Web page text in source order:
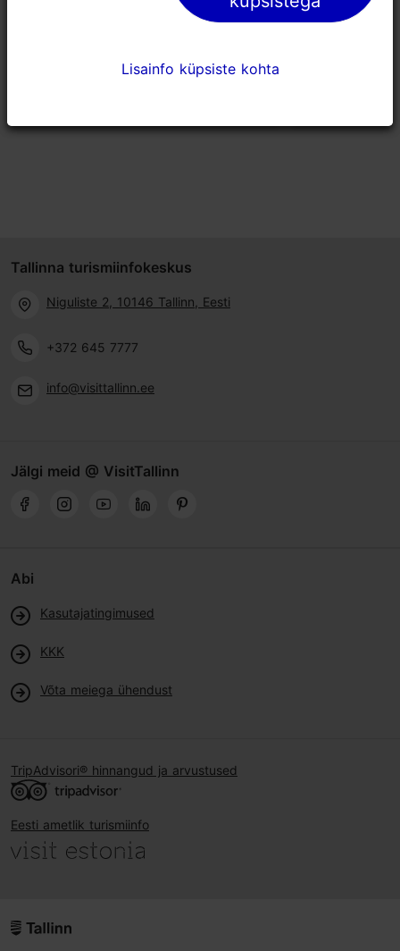
115m
Tallinna turismiinfokeskus
Niguliste 2, 10146 Tallinn, Eesti
+372 645 7777
info@visittallinn.ee
Jälgi meid @ VisitTallinn
Abi
Kasutajatingimused
KKK
Võta meiega ühendust
TripAdvisori® hinnangud ja arvustused
Eesti ametlik turismiinfo
Lisainfo küpsiste kohta
Lisainfo küpsiste kohta